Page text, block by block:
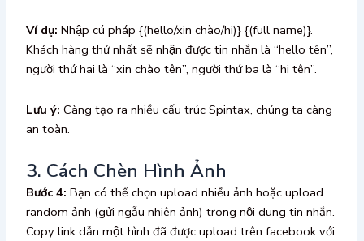
Ví dụ:Nhập cú pháp {(hello/xin chào/hi)} {(full name)}.
Khách hàng thứ nhất sẽ nhận được tin nhắn là “hello tên”,
người thứ hai là “xin chào tên”, người thứ ba là “hi tên”.
Lưu ý:Càng tạo ra nhiều cấu trúc Spintax, chúng ta càng
an toàn.
3. Cách Chèn Hình Ảnh
Bước 4: Bạn có thể chọn upload nhiều ảnh hoặc upload
random ảnh (gửi ngẫu nhiên ảnh) trong nội dung tin nhắn.
Copy link dẫn một hình đã được upload trên facebook với